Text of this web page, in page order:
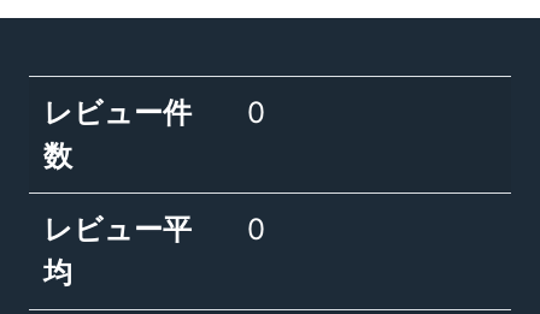
レビュー件
数
0
レビュー平
均
0